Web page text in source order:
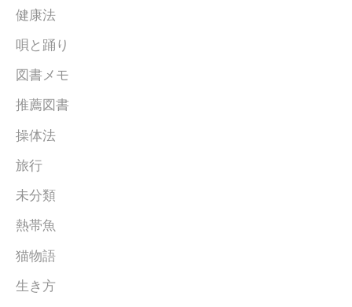
健康法
唄と踊り
図書メモ
推薦図書
操体法
旅行
未分類
熱帯魚
猫物語
生き方